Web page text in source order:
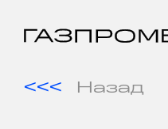
Назад